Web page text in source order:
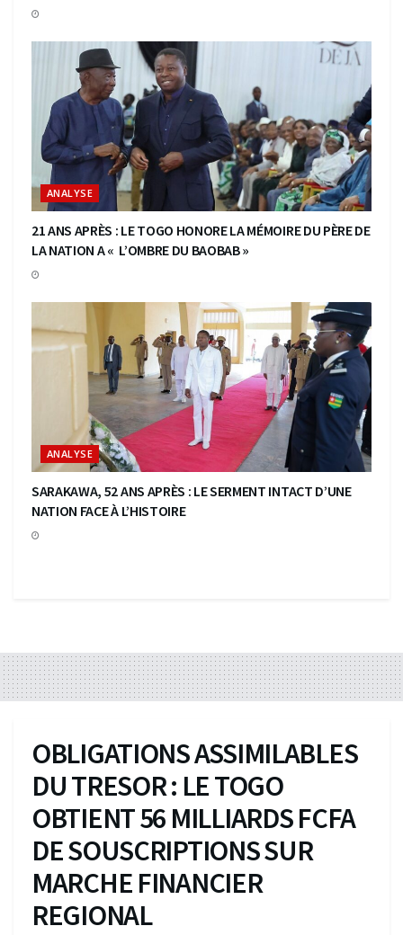
ANALYSE
21 ANS APRÈS : LE TOGO HONORE LA MÉMOIRE DU PÈRE DE
LA NATION A « L’OMBRE DU BAOBAB »
ANALYSE
SARAKAWA, 52 ANS APRÈS : LE SERMENT INTACT D’UNE
NATION FACE À L’HISTOIRE
OBLIGATIONS ASSIMILABLES
DU TRESOR : LE TOGO
OBTIENT 56 MILLIARDS FCFA
DE SOUSCRIPTIONS SUR
MARCHE FINANCIER
REGIONAL